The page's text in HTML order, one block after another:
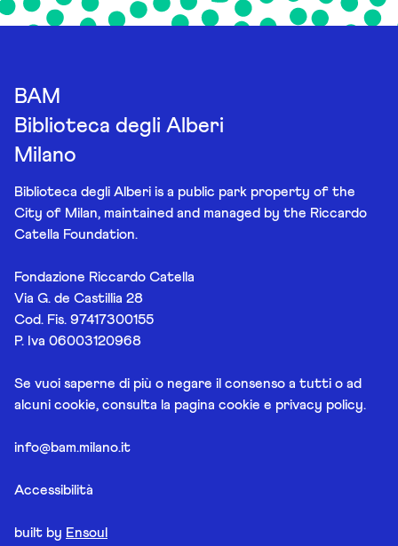
BAM
Biblioteca degli Alberi
Milano
Biblioteca degli Alberi is a public park property of the
City of Milan, maintained and managed by the Riccardo
Catella Foundation.
Fondazione Riccardo Catella
Via G. de Castillia 28
Cod. Fis. 97417300155
P. Iva 06003120968
Se vuoi saperne di più o negare il consenso a tutti o ad
alcuni cookie, consulta la pagina cookie e privacy policy.
info@bam.milano.it
Accessibilità
built by Ensoul